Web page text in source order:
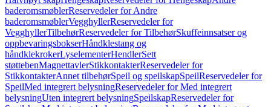
baderomsmøblerReservedeler for Andre
baderomsmøblerVegghyllerReservedeler for
VegghyllerTilbehørReservedeler for TilbehørSkuffeinnsatser og
oppbevaringsbokserHåndklestang og
håndklekrokerLyselementerHendlerSett
støttebenMagnettavlerStikkontakterReservedeler for
StikkontakterAnnet tilbehørSpeil og speilskapSpeilReservedeler for
SpeilMed integrert belysningReservedeler for Med integrert
belysningUten integrert belysningSpeilskapReservedeler for